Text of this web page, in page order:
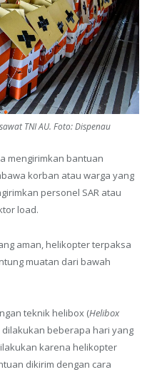
TNI AU. Foto: Dispenau
mengirimkan bantuan
korban atau warga yang
personel SAR atau
load.
aman, helikopter terpaksa
muatan dari bawah
teknik helibox (Helibox
dilakukan beberapa hari yang
karena helikopter
dikirim dengan cara